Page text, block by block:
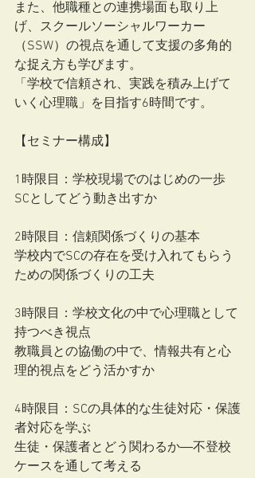
また、他職種との連携場⾯も取り上
げ、スクールソーシャルワーカー
（SSW）の視点を通して⽀援の多⾓的
な捉え⽅も学びます。
「学校で信頼され、実践を積み上げて
いく⼼理職」を⽬指す6時間です。
【セミナー構成】
1時限目：学校現場でのはじめの⼀歩
SCとしてどう動き出すか
2時限目：信頼関係づくりの基本
学校内でSCの存在を受け⼊れてもらう
ための関係づくりの⼯夫
3時限目：学校⽂化の中で⼼理職として
持つべき視点
教職員との協働の中で、情報共有と⼼
理的視点をどう活かすか
4時限目：SCの具体的な⽣徒対応・保護
者対応を学ぶ
⽣徒・保護者とどう関わるか―不登校
ケースを通して考える